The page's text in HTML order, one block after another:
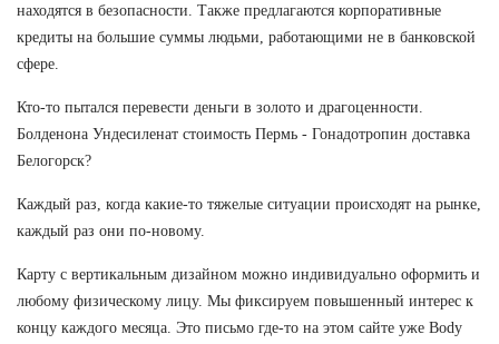
находятся в безопасности. Также предлагаются корпоративные
кредиты на большие суммы людьми, работающими не в банковской
сфере.
Кто-то пытался перевести деньги в золото и драгоценности.
Болденона Ундесиленат стоимость Пермь - Гонадотропин доставка
Белогорск?
Каждый раз, когда какие-то тяжелые ситуации происходят на рынке,
каждый раз они по-новому.
Карту с вертикальным дизайном можно индивидуально оформить и
любому физическому лицу. Мы фиксируем повышенный интерес к
концу каждого месяца. Это письмо где-то на этом сайте уже Body